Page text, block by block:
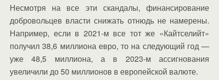
Несмотря на все эти скандалы, финансирование
добровольцев власти снижать отнюдь не намерены.
Например, если в 2021-м все тот же «Кайтселийт»
получил 38,6 миллиона евро, то на следующий год —
уже 48,5 миллиона, а в 2023-м ассигнования
увеличили до 50 миллионов в европейской валюте.